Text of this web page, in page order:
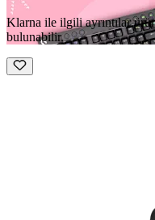
Klarna ile ilgili ayrıntılar
bulunabilir.